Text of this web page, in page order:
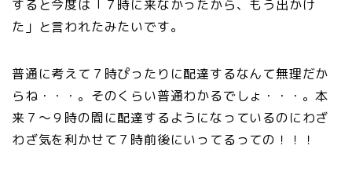
すると今度は「７時に来なかったから、もう出かけ
た」と言われたみたいです。
普通に考えて７時ぴったりに配達するなんて無理だか
らね・・・。そのくらい普通わかるでしょ・・・。本
来７～９時の間に配達するようになっているのにわざ
わざ気を利かせて７時前後にいってるっての！！！